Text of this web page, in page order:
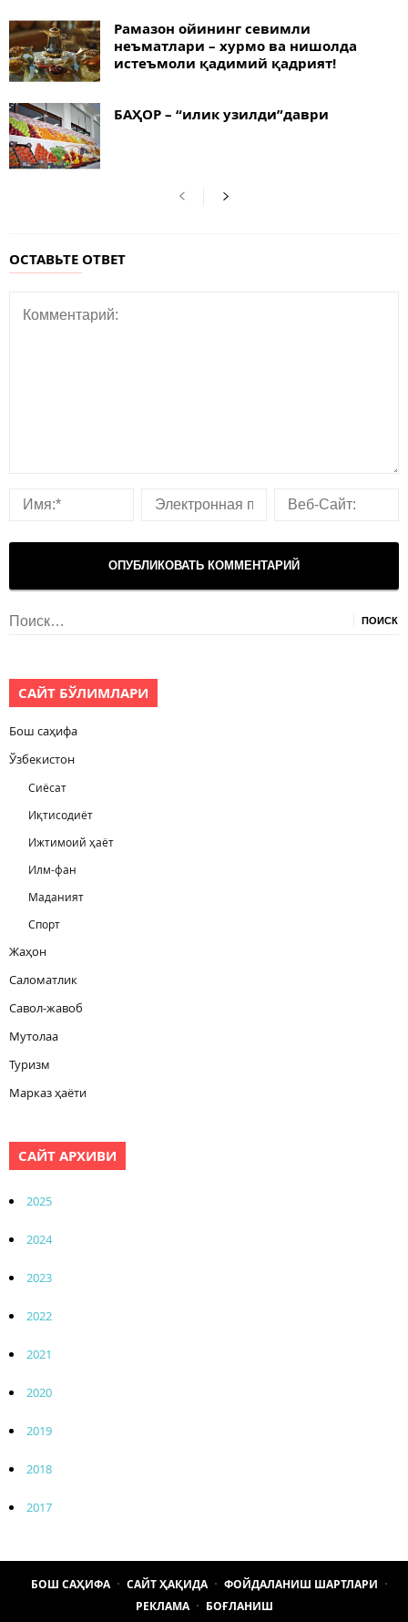
Рамазон ойининг севимли
неъматлари – хурмо ва нишолда
истеъмоли қадимий қадрият!
БАҲОР – “илик узилди”даври
ОСТАВЬТЕ ОТВЕТ
Найти:
САЙТ БЎЛИМЛАРИ
Бош саҳифа
Ўзбекистон
Сиёсат
Иқтисодиёт
Ижтимоий ҳаёт
Илм-фан
Маданият
Спорт
Жаҳон
Саломатлик
Савол-жавоб
Мутолаа
Туризм
Марказ ҳаёти
САЙТ АРХИВИ
2025
2024
2023
2022
2021
2020
2019
2018
2017
БОШ САҲИФА САЙТ ҲАҚИДА
ФОЙДАЛАНИШ ШАРТЛАРИ
РЕКЛАМА
БОҒЛАНИШ